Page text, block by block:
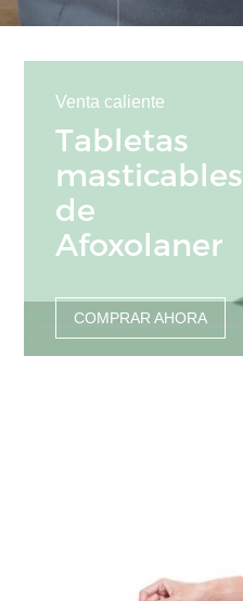
Venta caliente
Tabletas
masticables
de
Afoxolaner
COMPRAR AHORA